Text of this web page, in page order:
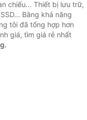
chiếu... Thiết bị lưu trữ,
Bằng khả năng
tôi đã tổng hợp hơn
giá, tìm giá rẻ nhất